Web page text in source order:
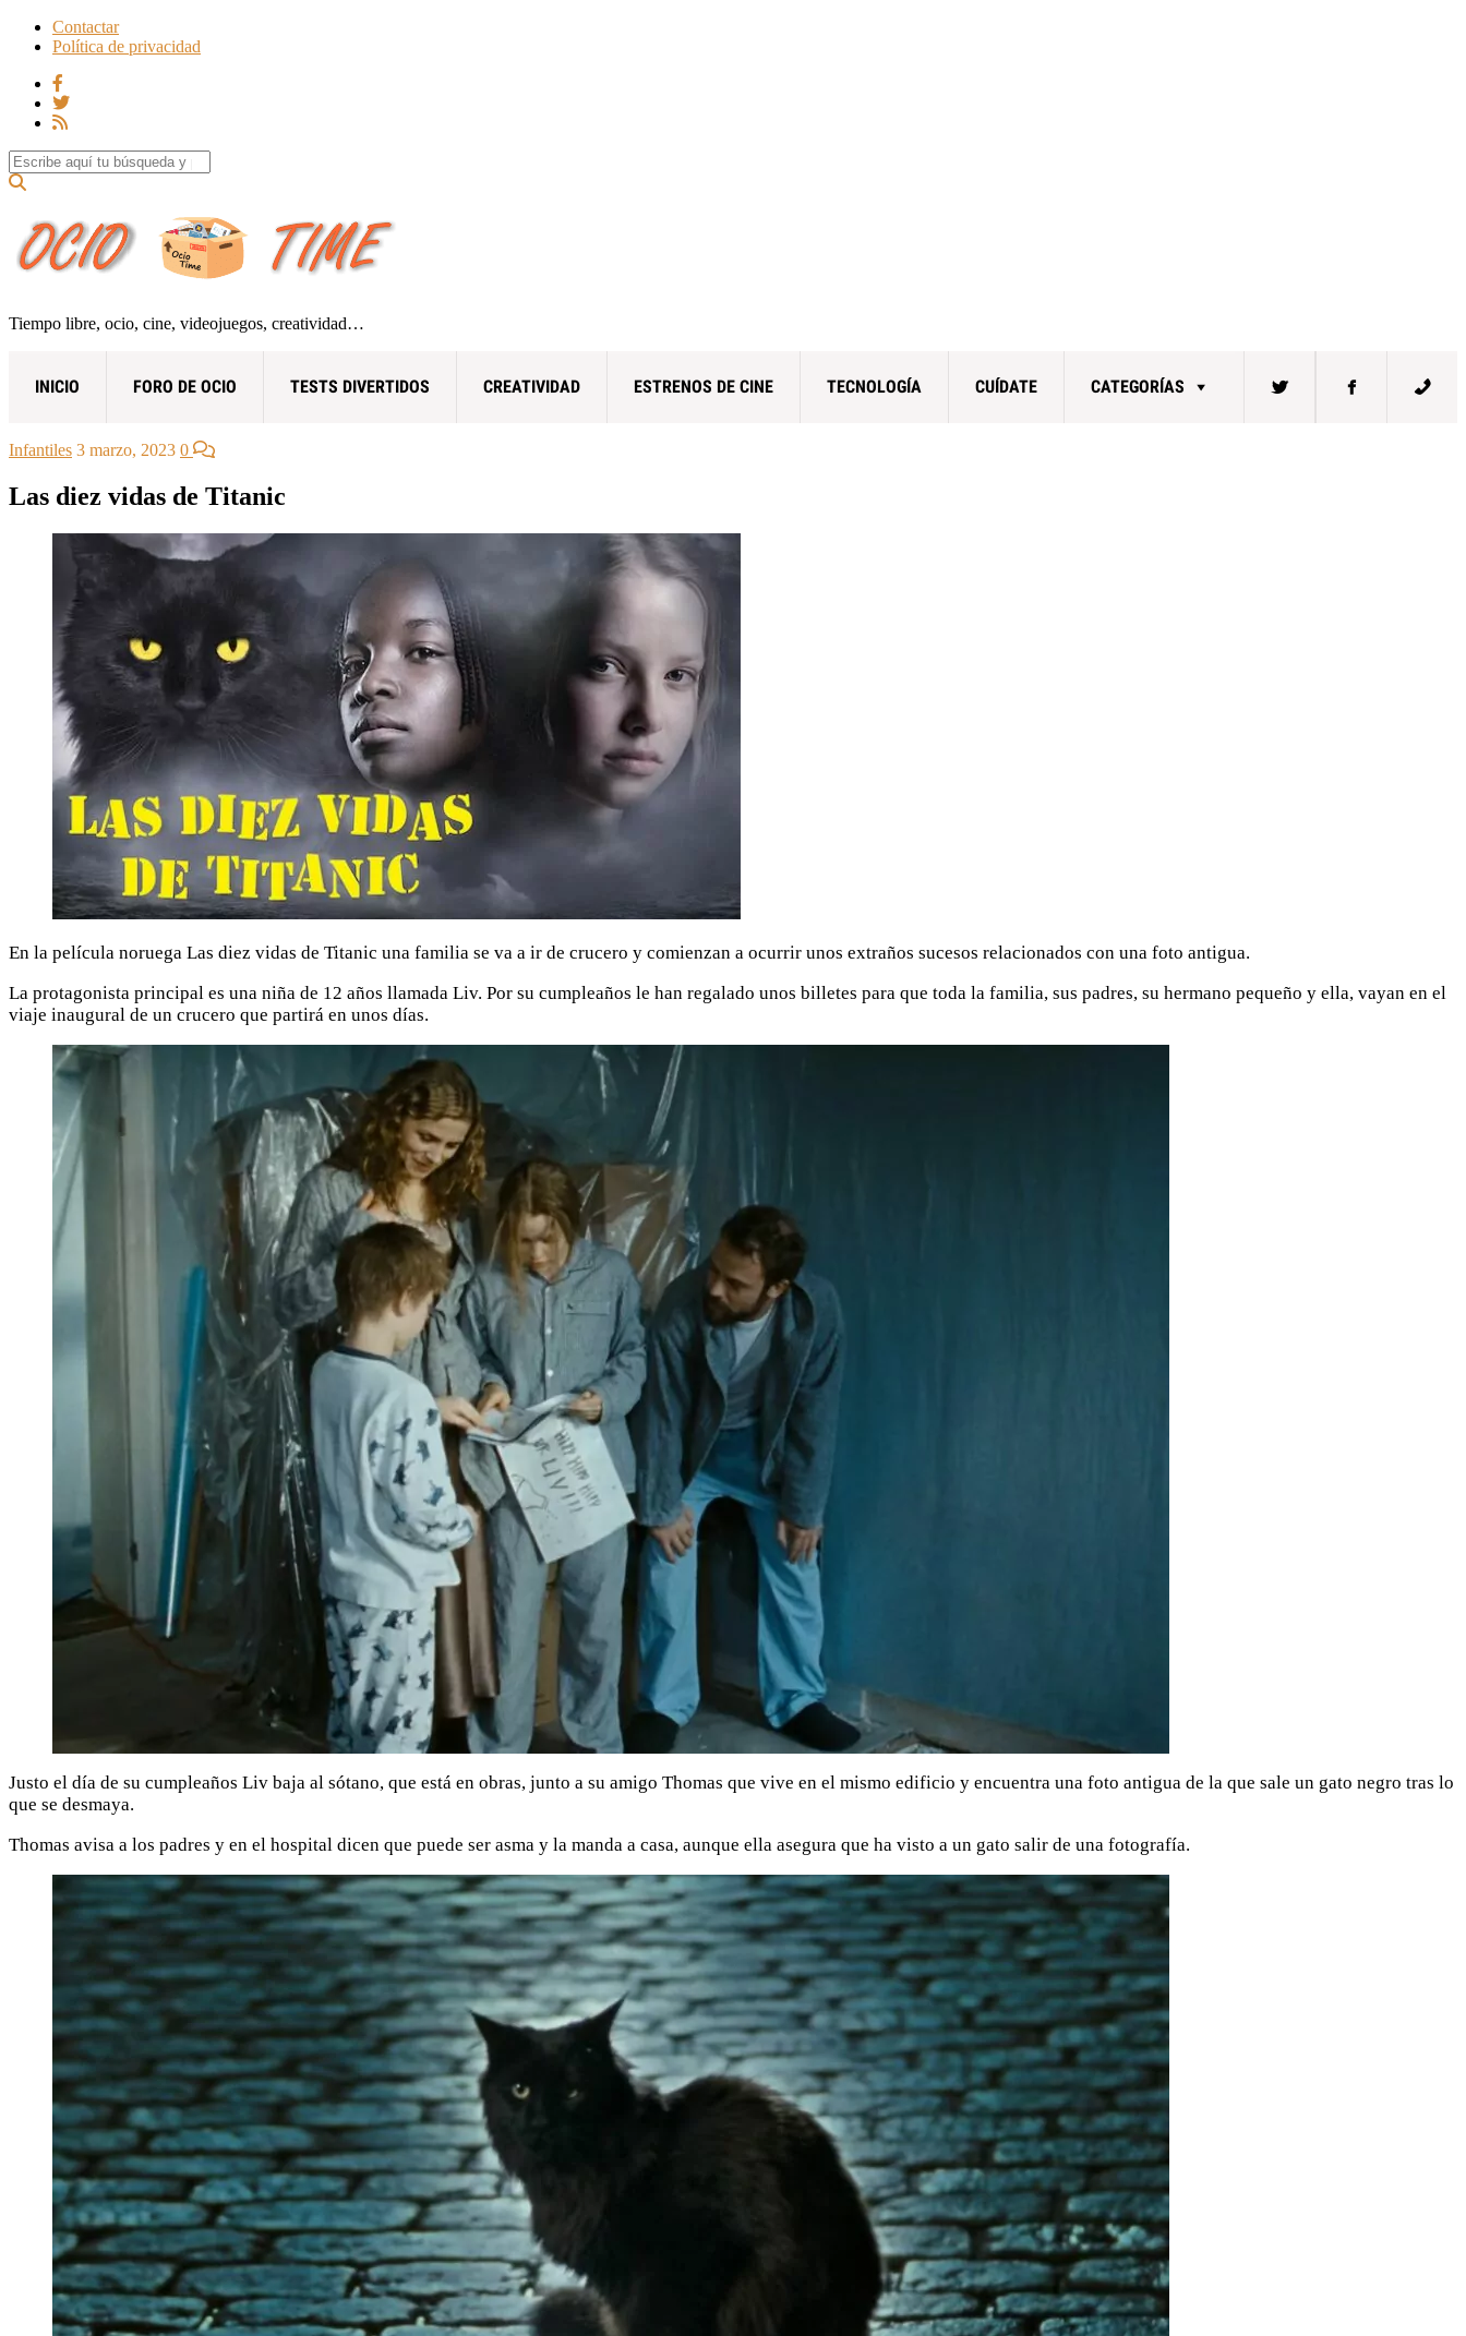
Contactar
Política de privacidad
Search for:
Tiempo libre, ocio, cine, videojuegos, creatividad…
INICIO FORO DE OCIO TESTS DIVERTIDOS CREATIVIDAD ESTRENOS DE CINE TECNOLOGÍA CUÍDATE CATEGORÍAS
Infantiles 3 marzo, 2023 0
Las diez vidas de Titanic
En la película noruega Las diez vidas de Titanic una familia se va a ir de crucero y comienzan a ocurrir unos extraños sucesos relacionados con una foto antigua.
La protagonista principal es una niña de 12 años llamada Liv. Por su cumpleaños le han regalado unos billetes para que toda la familia, sus padres, su hermano pequeño y ella, vayan en el
viaje inaugural de un crucero que partirá en unos días.
Justo el día de su cumpleaños Liv baja al sótano, que está en obras, junto a su amigo Thomas que vive en el mismo edificio y encuentra una foto antigua de la que sale un gato negro tras lo
que se desmaya.
Thomas avisa a los padres y en el hospital dicen que puede ser asma y la manda a casa, aunque ella asegura que ha visto a un gato salir de una fotografía.